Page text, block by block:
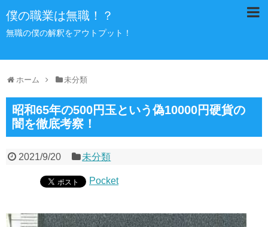
僕の職業は無職！？
無職の僕の解釈をアウトプット！
ホーム 未分類
昭和65年の500円玉という偽10000円硬貨の
闇を徹底考察！
2021/9/20 未分類
Pocket